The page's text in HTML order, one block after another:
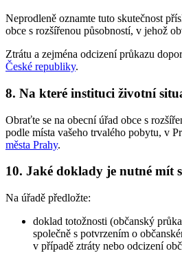
Neprodleně oznamte tuto skutečnost
obce s rozšířenou působností, v jehož
Ztrátu a zejména odcizení průkazu
České republiky.
8. Na které instituci životní
Obraťte se na obecní úřad obce s
podle místa vašeho trvalého pobytu, v
města Prahy.
10. Jaké doklady je nutné mít
Na úřadě předložte:
doklad totožnosti (občanský
společně s potvrzením o
v případě ztráty nebo odcizení